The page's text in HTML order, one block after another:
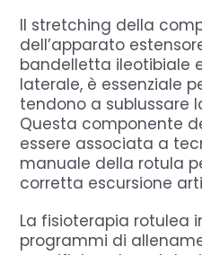
Il stretching della
dell’apparato
bandelletta ileotibiale
laterale, è essenziale
tendono a sublussare
Questa componente
essere associata a
manuale della rotula
corretta escursione
La fisioterapia rotulea
programmi di